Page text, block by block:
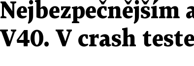
Nejbezpečnějším
V40. V crash